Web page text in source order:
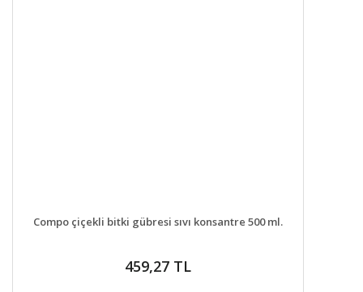
DETAYLAR
Compo çiçekli bitki gübresi sıvı konsantre 500 ml.
459,27 TL